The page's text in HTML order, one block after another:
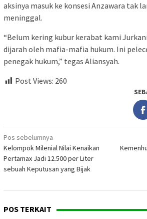
aksinya masuk ke konsesi Anzawara tak
meninggal.
“Belum kering kubur kerabat kami
dijarah oleh mafia-mafia hukum. Ini
penegak hukum,” tegas Aliansyah.
Post Views: 260
Navigasi
pos
Pos sebelumnya
Kelompok Milenial Nilai Kenaikan
Pertamax Jadi 12.500 per Liter
sebuah Keputusan yang Bijak
POS TERKAIT